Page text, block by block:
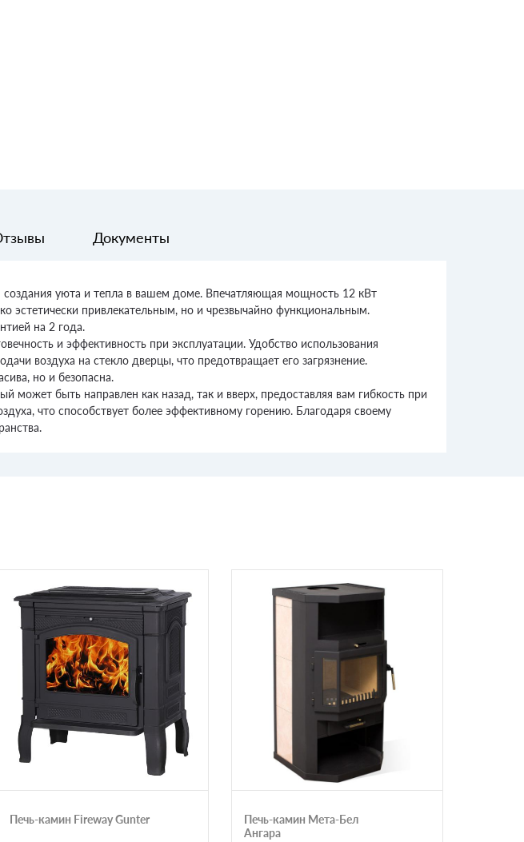
Документы
уюта и тепла в вашем доме. Впечатляющая мощность 12 кВт
эстетически привлекательным, но и чрезвычайно функциональным.
на 2 года.
и эффективность при эксплуатации. Удобство использования
воздуха на стекло дверцы, что предотвращает его загрязнение.
но и безопасна.
быть направлен как назад, так и вверх, предоставляя вам гибкость при
что способствует более эффективному горению. Благодаря своему
Печь-камин Fireway Gunter
Печь-камин Мета-Бел
Ангара